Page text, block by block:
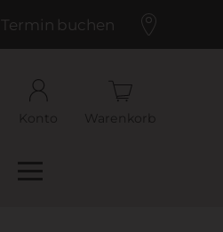
Termin buchen
Konto
Warenkorb